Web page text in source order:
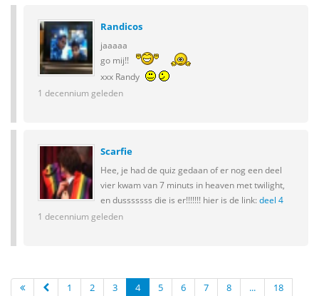
Randicos
jaaaaa
go mij!!
xxx Randy
1 decennium geleden
Scarfie
Hee, je had de quiz gedaan of er nog een deel
vier kwam van 7 minuts in heaven met twilight,
en dusssssss die is er!!!!!!! hier is de link: deel 4
1 decennium geleden
1 2 3 4 5 6 7 8 ... 18